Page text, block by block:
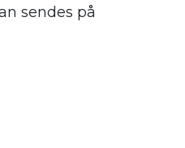
sendes på